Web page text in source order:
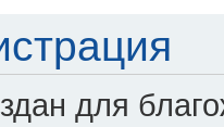
для